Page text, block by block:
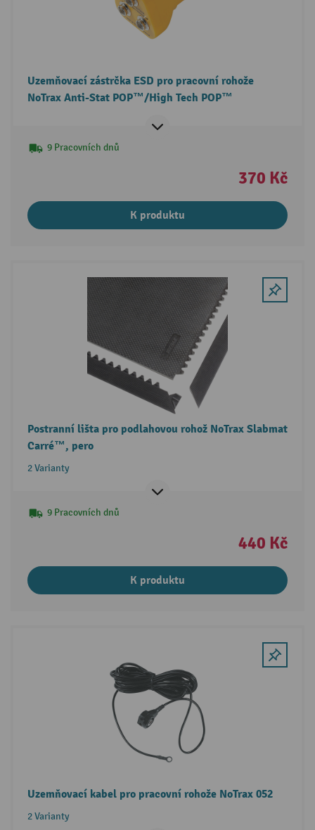
Uzemňovací zástrčka ESD pro pracovní rohože
NoTrax Anti-Stat POP™/High Tech POP™
9 Pracovních dnů
370 Kč
K produktu
Postranní lišta pro podlahovou rohož NoTrax Slabmat
Carré™, pero
2 Varianty
9 Pracovních dnů
440 Kč
K produktu
Uzemňovací kabel pro pracovní rohože NoTrax 052
2 Varianty